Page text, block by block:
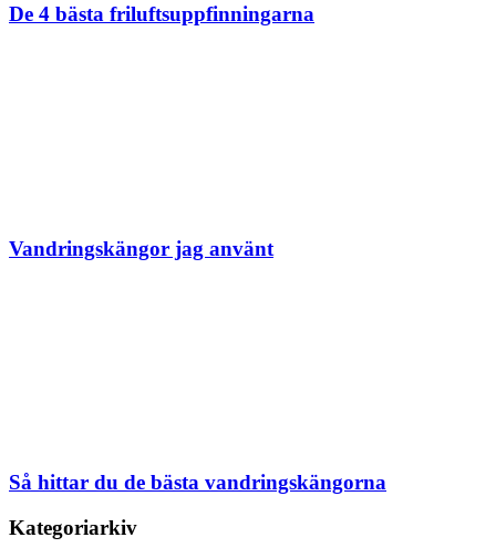
De 4 bästa friluftsuppfinningarna
Vandringskängor jag använt
Så hittar du de bästa vandringskängorna
Kategoriarkiv